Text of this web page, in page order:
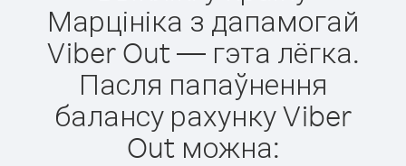
Марцініка з дапамогай
Viber Out — гэта лёгка.
Пасля папаўнення
балансу рахунку Viber
Out можна: